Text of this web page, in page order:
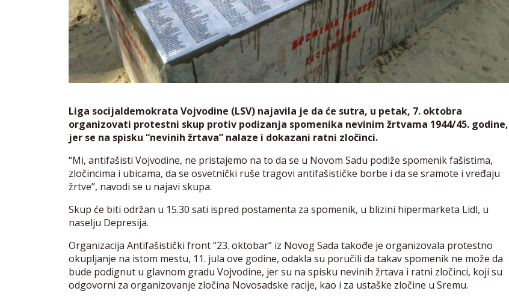
Liga socijaldemokrata Vojvodine (LSV) najavila je da će sutra, u petak, 7. oktobra
organizovati protestni skup protiv podizanja spomenika nevinim žrtvama 1944/45. godine,
jer se na spisku “nevinih žrtava” nalaze i dokazani ratni zločinci.
“Mi, antifašisti Vojvodine, ne pristajemo na to da se u Novom Sadu podiže spomenik fašistima,
zločincima i ubicama, da se osvetnički ruše tragovi antifašističke borbe i da se sramote i vređaju
žrtve”, navodi se u najavi skupa.
Skup će biti održan u 15.30 sati ispred postamenta za spomenik, u blizini hipermarketa Lidl, u
naselju Depresija.
Organizacija Antifašistički front “23. oktobar” iz Novog Sada takođe je organizovala protestno
okupljanje na istom mestu, 11. jula ove godine, odakla su poručili da takav spomenik ne može da
bude podignut u glavnom gradu Vojvodine, jer su na spisku nevinih žrtava i ratni zločinci, koji su
odgovorni za organizovanje zločina Novosadske racije, kao i za ustaške zločine u Sremu.